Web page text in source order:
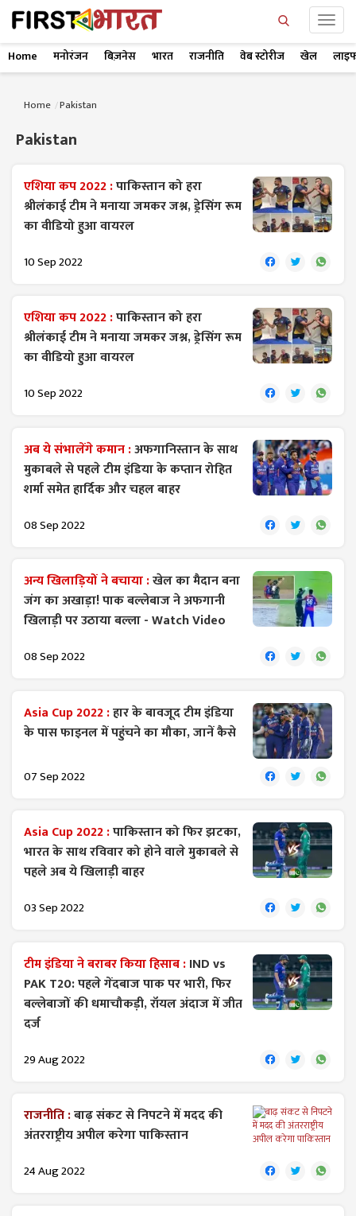
Home मनोरंजन बिज़नेस भारत राजनीति वेब स्टोरीज खेल
Home Pakistan
Pakistan
एशिया कप 2022 :पाकिस्तान को हरा
श्रीलंकाई टीम ने मनाया जमकर जश्न, ड्रेसिंग रूम
का वीडियो हुआ वायरल
10 Sep 2022
एशिया कप 2022 :पाकिस्तान को हरा
श्रीलंकाई टीम ने मनाया जमकर जश्न, ड्रेसिंग रूम
का वीडियो हुआ वायरल
10 Sep 2022
अब ये संभालेंगे कमान :अफगानिस्तान के साथ
मुकाबले से पहले टीम इंडिया के कप्तान रोहित
शर्मा समेत हार्दिक और चहल बाहर
08 Sep 2022
अन्य खिलाड़ियों ने बचाया :खेल का मैदान बना
जंग का अखाड़ा! पाक बल्लेबाज ने अफगानी
खिलाड़ी पर उठाया बल्ला - Watch Video
08 Sep 2022
Asia Cup 2022 :हार के बावजूद टीम इंडिया
के पास फाइनल में पहुंचने का मौका, जानें कैसे
07 Sep 2022
Asia Cup 2022 :पाकिस्तान को फिर झटका,
भारत के साथ रविवार को होने वाले मुकाबले से
पहले अब ये खिलाड़ी बाहर
03 Sep 2022
टीम इंडिया ने बराबर किया हिसाब :IND vs
PAK T20: पहले गेंदबाज पाक पर भारी, फिर
बल्लेबाजों की धमाचौकड़ी, रॉयल अंदाज में जीत
दर्ज
29 Aug 2022
राजनीति :बाढ़ संकट से निपटने में मदद की
अंतरराष्ट्रीय अपील करेगा पाकिस्तान
24 Aug 2022